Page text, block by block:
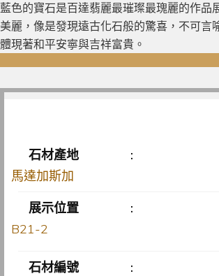
藍色的寶石是百達翡麗最璀璨最瑰麗的作
美麗，像是發現遠古化石般的驚喜，不可言
體現著和平安寧與吉祥富貴。
石材產地
:
馬達加斯加
展示位置
:
B21-2
石材編號
: